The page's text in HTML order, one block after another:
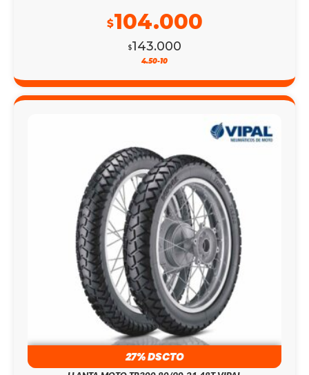
$143.000
$104.000
4.50-10
27% DSCTO